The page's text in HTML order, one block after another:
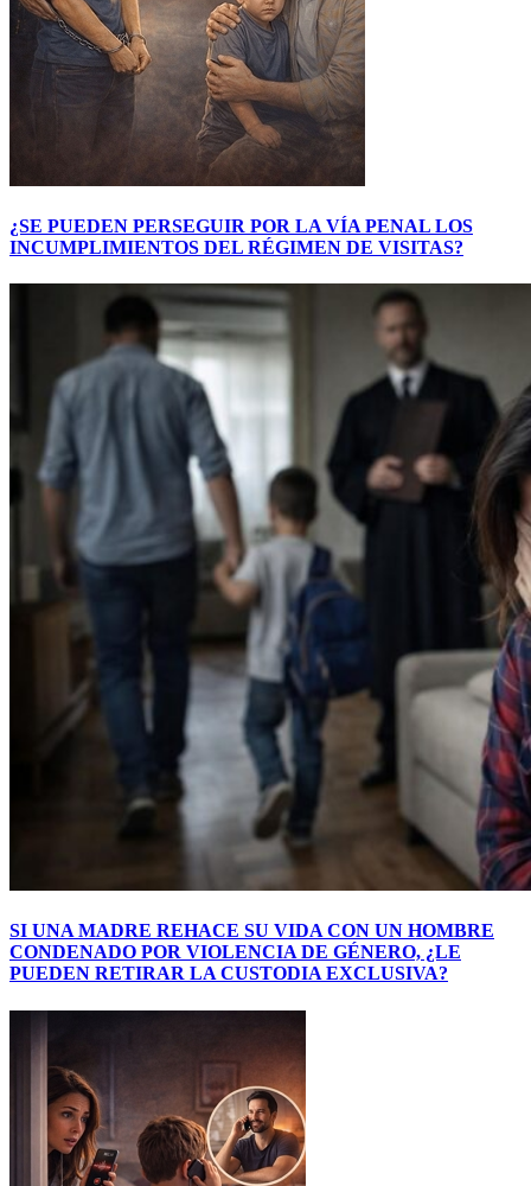
¿SE PUEDEN PERSEGUIR POR LA VÍA PENAL LOS
INCUMPLIMIENTOS DEL RÉGIMEN DE VISITAS?
SI UNA MADRE REHACE SU VIDA CON UN HOMBRE
CONDENADO POR VIOLENCIA DE GÉNERO, ¿LE
PUEDEN RETIRAR LA CUSTODIA EXCLUSIVA?